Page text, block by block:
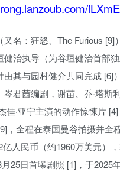
又名：狂怒、The Furious
健治执导（为谷垣健治首部
由其与园村健介共同完成 [6]
岑君茜编剧，谢苗、乔·塔斯
佳·亚宁主演的动作惊悚片
，全程在泰国曼谷拍摄并全
亿人民币（约1960万美元）
25日首曝剧照 [1]，于2025